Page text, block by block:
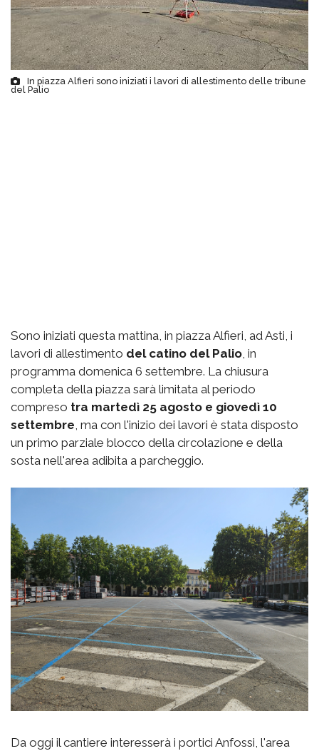
In piazza Alfieri sono iniziati i lavori di allestimento delle tribune
del Palio
Sono iniziati questa mattina, in piazza Alfieri, ad Asti, i
lavori di allestimento del catino del Palio , in
programma domenica 6 settembre. La chiusura
completa della piazza sarà limitata al periodo
compreso tra martedì 25 agosto e giovedì 10
settembre , ma con l'inizio dei lavori è stata disposto
un primo parziale blocco della circolazione e della
sosta nell'area adibita a parcheggio.
Da oggi il cantiere interesserà i portici Anfossi, l'area